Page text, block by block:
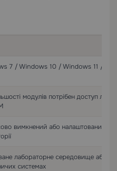
7 / Windows 10 / Windows 11 /
модулів потрібен доступ
вимкнений або налаштований з
лабораторне середовище або
системах